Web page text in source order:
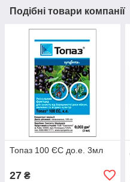
Подібні товари компанії
Топаз 100 ЄС до.е. 3мл
27 ₴